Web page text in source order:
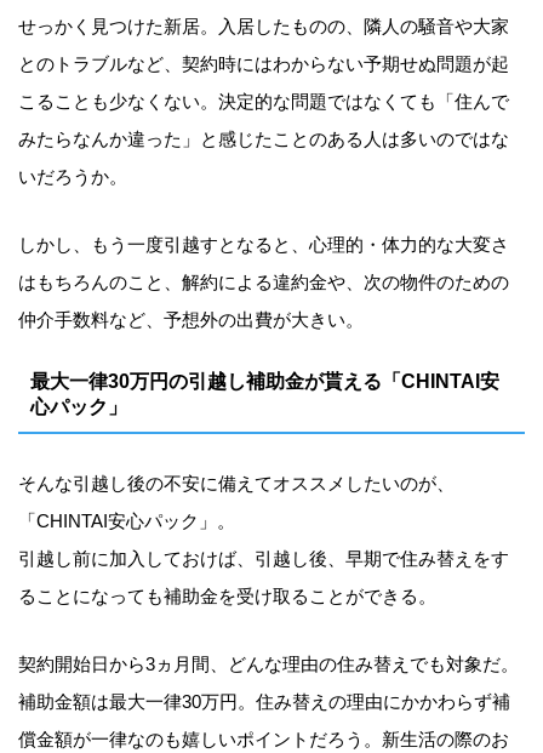
せっかく見つけた新居。入居したものの、隣人の騒音や大家
とのトラブルなど、契約時にはわからない予期せぬ問題が起
こることも少なくない。決定的な問題ではなくても「住んで
みたらなんか違った」と感じたことのある人は多いのではな
いだろうか。
しかし、もう一度引越すとなると、心理的・体力的な大変さ
はもちろんのこと、解約による違約金や、次の物件のための
仲介手数料など、予想外の出費が大きい。
最大一律30万円の引越し補助金が貰える「CHINTAI安
心パック」
そんな引越し後の不安に備えてオススメしたいのが、
「CHINTAI安心パック」。
引越し前に加入しておけば、引越し後、早期で住み替えをす
ることになっても補助金を受け取ることができる。
契約開始日から3ヵ月間、どんな理由の住み替えでも対象だ。
補助金額は最大一律30万円。住み替えの理由にかかわらず補
償金額が一律なのも嬉しいポイントだろう。新生活の際のお